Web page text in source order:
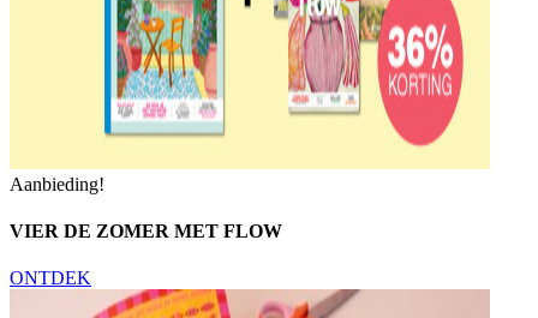
Aanbieding!
VIER DE ZOMER MET FLOW
ONTDEK